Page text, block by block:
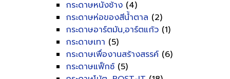
กระดาษหนังช้าง (4)
กระดาษห่อของสีน้ำตาล (2)
กระดาษอาร์ตมัน,อาร์ตแก้ว (1)
กระดาษเทา (5)
กระดาษเพื่องานสร้างสรรค์ (6)
กระดาษแฟ็กซ์ (5)